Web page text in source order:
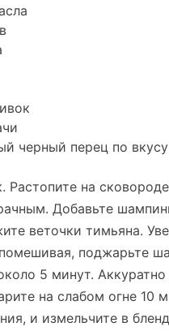
черный перец по вкусу
Растопите на
Добавьте
веточки тимьяна.
поджарьте
5 минут.
на слабом огне 10
и измельчите в